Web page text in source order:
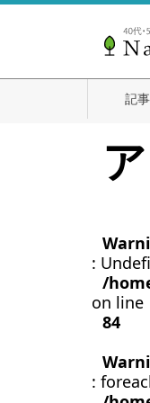
記
:
/
on line
84
: